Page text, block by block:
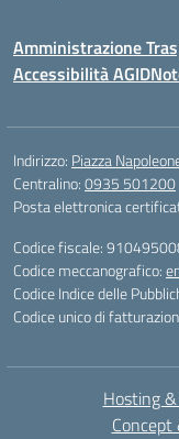
Amministrazione
Accessibilità AGID
Indirizzo: Piazza
Centralino:0935 501200
Posta elettronica
Codice fiscale:
Codice meccanografico:
Codice Indice delle
Codice unico di
Hosting
Concept